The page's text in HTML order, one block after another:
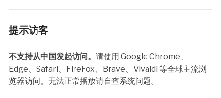
提示访客
不支持从中国发起访问。 请使用 Google Chrome、
Edge、Safari、FireFox、Brave、Vivaldi 等全球主流浏
览器访问。无法正常播放请自查系统问题。